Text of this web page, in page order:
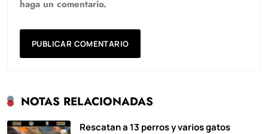
haga un comentario.
NOTAS RELACIONADAS
Rescatan a 13 perros y varios gatos